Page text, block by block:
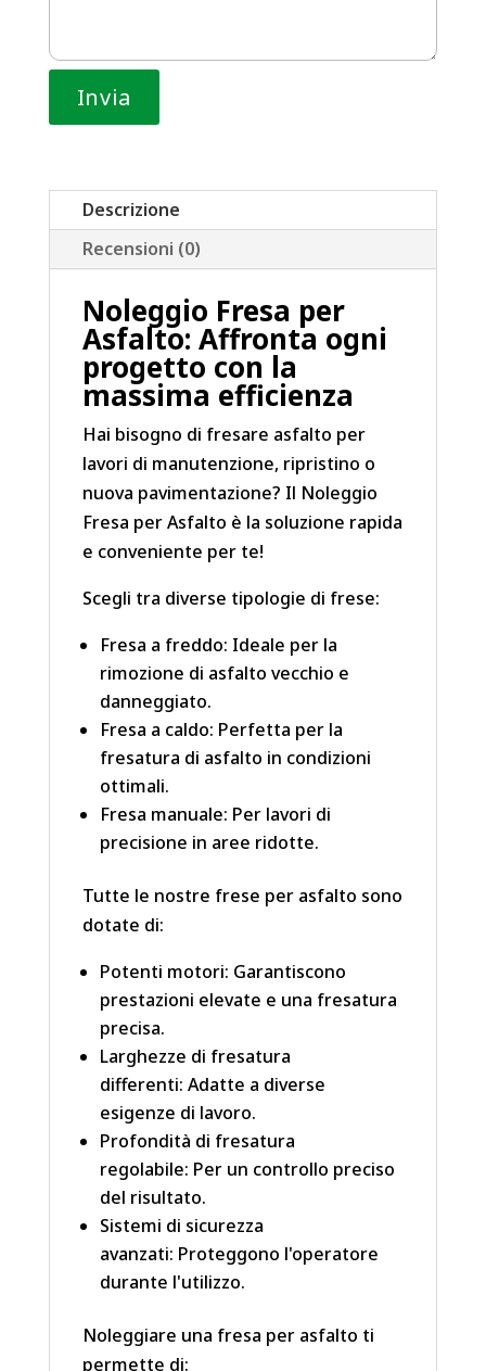
Descrizione
Recensioni (0)
Noleggio Fresa per
Asfalto: Affronta ogni
progetto con la
massima efficienza
Hai bisogno di fresare asfalto per
lavori di manutenzione, ripristino o
nuova pavimentazione? Il Noleggio
Fresa per Asfalto è la soluzione rapida
e conveniente per te!
Scegli tra diverse tipologie di frese:
Fresa a freddo: Ideale per la
rimozione di asfalto vecchio e
danneggiato.
Fresa a caldo: Perfetta per la
fresatura di asfalto in condizioni
ottimali.
Fresa manuale: Per lavori di
precisione in aree ridotte.
Tutte le nostre frese per asfalto sono
dotate di:
Potenti motori: Garantiscono
prestazioni elevate e una fresatura
precisa.
Larghezze di fresatura
differenti: Adatte a diverse
esigenze di lavoro.
Profondità di fresatura
regolabile: Per un controllo preciso
del risultato.
Sistemi di sicurezza
avanzati: Proteggono l'operatore
durante l'utilizzo.
Noleggiare una fresa per asfalto ti
permette di: